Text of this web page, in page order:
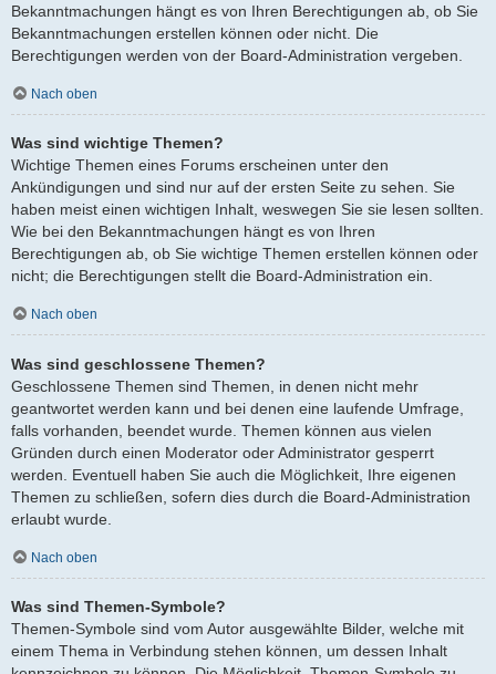
Bekanntmachungen hängt es von Ihren Berechtigungen ab, ob Sie
Bekanntmachungen erstellen können oder nicht. Die
Berechtigungen werden von der Board-Administration vergeben.
Nach oben
Was sind wichtige Themen?
Wichtige Themen eines Forums erscheinen unter den
Ankündigungen und sind nur auf der ersten Seite zu sehen. Sie
haben meist einen wichtigen Inhalt, weswegen Sie sie lesen sollten.
Wie bei den Bekanntmachungen hängt es von Ihren
Berechtigungen ab, ob Sie wichtige Themen erstellen können oder
nicht; die Berechtigungen stellt die Board-Administration ein.
Nach oben
Was sind geschlossene Themen?
Geschlossene Themen sind Themen, in denen nicht mehr
geantwortet werden kann und bei denen eine laufende Umfrage,
falls vorhanden, beendet wurde. Themen können aus vielen
Gründen durch einen Moderator oder Administrator gesperrt
werden. Eventuell haben Sie auch die Möglichkeit, Ihre eigenen
Themen zu schließen, sofern dies durch die Board-Administration
erlaubt wurde.
Nach oben
Was sind Themen-Symbole?
Themen-Symbole sind vom Autor ausgewählte Bilder, welche mit
einem Thema in Verbindung stehen können, um dessen Inhalt